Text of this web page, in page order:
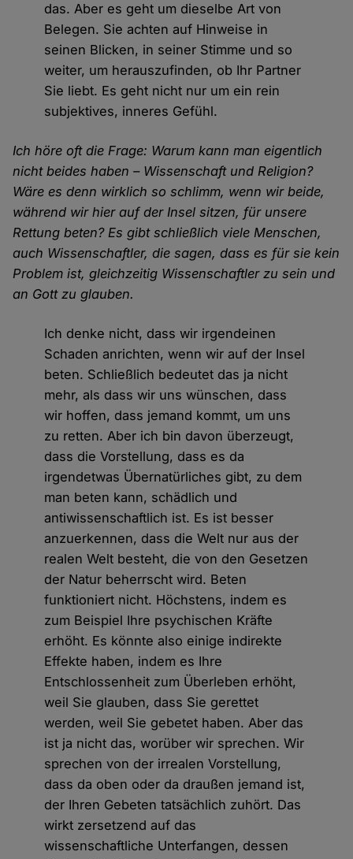
das. Aber es geht um dieselbe Art von
Belegen. Sie achten auf Hinweise in
seinen Blicken, in seiner Stimme und so
weiter, um herauszufinden, ob Ihr Partner
Sie liebt. Es geht nicht nur um ein rein
subjektives, inneres Gefühl.
Ich höre oft die Frage: Warum kann man eigentlich
nicht beides haben – Wissenschaft und Religion?
Wäre es denn wirklich so schlimm, wenn wir beide,
während wir hier auf der Insel sitzen, für unsere
Rettung beten? Es gibt schließlich viele Menschen,
auch Wissenschaftler, die sagen, dass es für sie kein
Problem ist, gleichzeitig Wissenschaftler zu sein und
an Gott zu glauben.
Ich denke nicht, dass wir irgendeinen
Schaden anrichten, wenn wir auf der Insel
beten. Schließlich bedeutet das ja nicht
mehr, als dass wir uns wünschen, dass
wir hoffen, dass jemand kommt, um uns
zu retten. Aber ich bin davon überzeugt,
dass die Vorstellung, dass es da
irgendetwas Übernatürliches gibt, zu dem
man beten kann, schädlich und
antiwissenschaftlich ist. Es ist besser
anzuerkennen, dass die Welt nur aus der
realen Welt besteht, die von den Gesetzen
der Natur beherrscht wird. Beten
funktioniert nicht. Höchstens, indem es
zum Beispiel Ihre psychischen Kräfte
erhöht. Es könnte also einige indirekte
Effekte haben, indem es Ihre
Entschlossenheit zum Überleben erhöht,
weil Sie glauben, dass Sie gerettet
werden, weil Sie gebetet haben. Aber das
ist ja nicht das, worüber wir sprechen. Wir
sprechen von der irrealen Vorstellung,
dass da oben oder da draußen jemand ist,
der Ihren Gebeten tatsächlich zuhört. Das
wirkt zersetzend auf das
wissenschaftliche Unterfangen, dessen